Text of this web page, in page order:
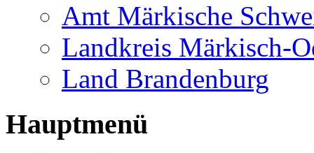
Amt Märkische
Landkreis Märkisch-
Land Brandenburg
Hauptmenü